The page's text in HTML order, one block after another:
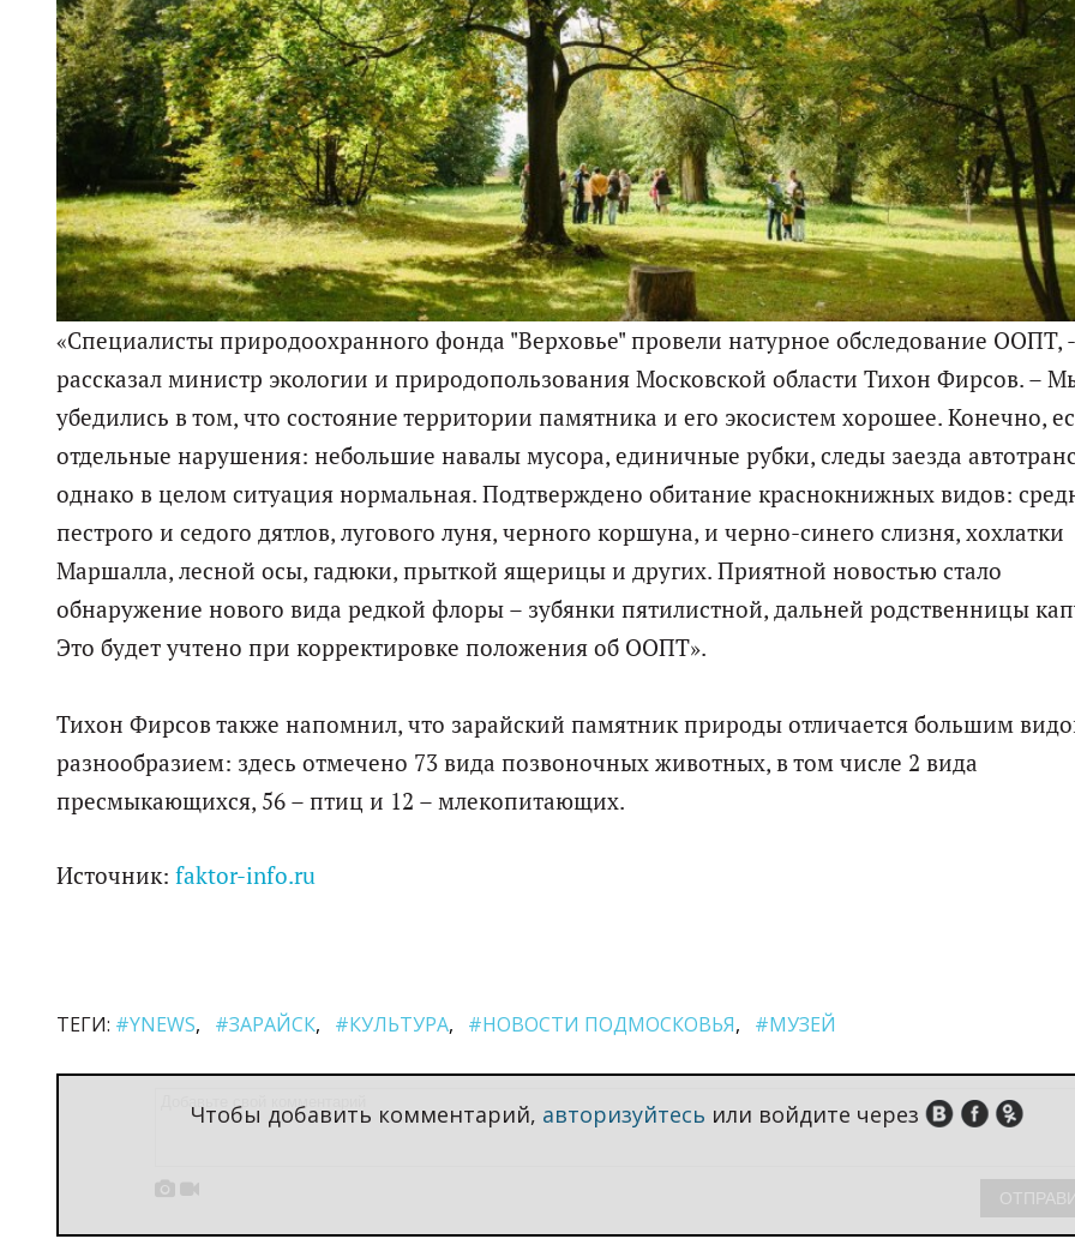
«Специалисты природоохранного фонда "Верховье" провели натурное обследование ООПТ, -
рассказал министр экологии и природопользования Московской области Тихон Фирсов. –
убедились в том, что состояние территории памятника и его экосистем хорошее. Конечно,
отдельные нарушения: небольшие навалы мусора, единичные рубки, следы заезда
однако в целом ситуация нормальная. Подтверждено обитание краснокнижных видов:
пестрого и седого дятлов, лугового луня, черного коршуна, и черно-синего слизня, хохлатки
Маршалла, лесной осы, гадюки, прыткой ящерицы и других. Приятной новостью стало
обнаружение нового вида редкой флоры – зубянки пятилистной, дальней родственницы
Это будет учтено при корректировке положения об ООПТ».
Тихон Фирсов также напомнил, что зарайский памятник природы отличается большим
разнообразием: здесь отмечено 73 вида позвоночных животных, в том числе 2 вида
пресмыкающихся, 56 – птиц и 12 – млекопитающих.
Источник: faktor-info.ru
ТЕГИ: #YNEWS #ЗАРАЙСК #КУЛЬТУРА #НОВОСТИ ПОДМОСКОВЬЯ #МУЗЕЙ
Чтобы добавить комментарий, авторизуйтесь или войдите через
 